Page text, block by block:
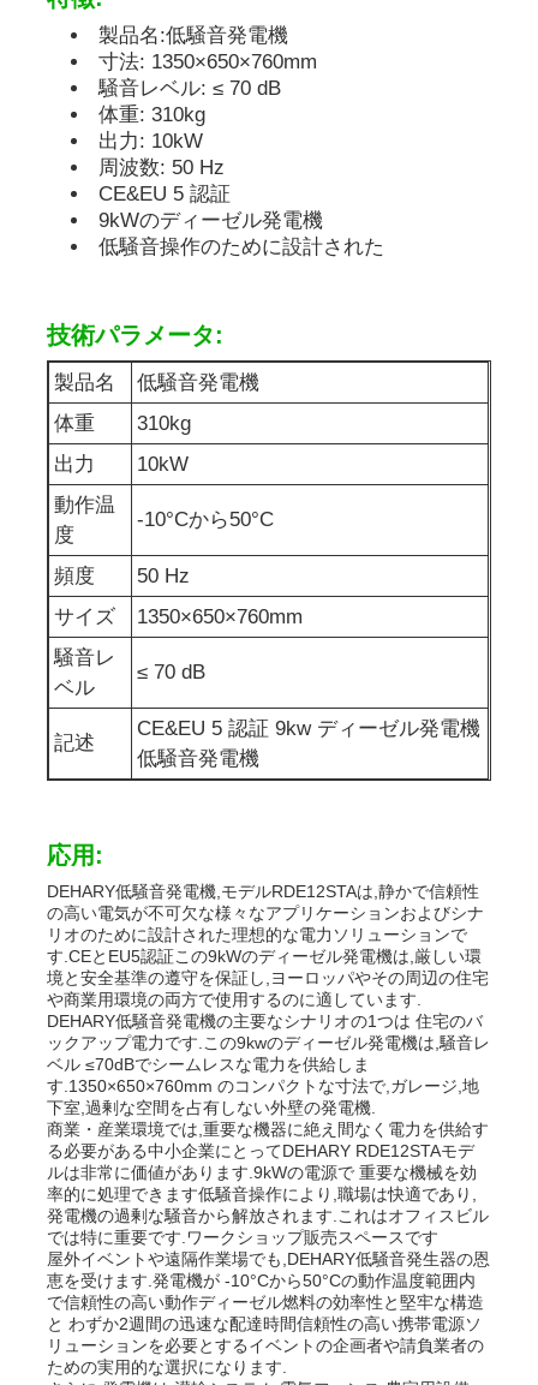
ディーゼル発電機セット
ガソリン発電機セット
インバーター発電機セット
産業用発電機セット
デジタル発電機セット
オープンフレームジェネレーター
防音の発電機セット
家の使用発電機
おおいの発電機セット
発電機の維持
溶接発電機セット
発電機のディーゼル機関
排水水ポンプ
製品名:低騒音発電機
寸法: 1350×650×760mm
騒音レベル: ≤ 70 dB
体重: 310kg
出力: 10kW
周波数: 50 Hz
CE&EU 5 認証
9kWのディーゼル発電機
低騒音操作のために設計された
技術パラメータ:
製品名
低騒音発電機
体重
310kg
出力
10kW
動作温
度
-10°Cから50°C
頻度
50 Hz
サイズ
1350×650×760mm
騒音レ
ベル
≤ 70 dB
記述
CE&EU 5 認証 9kw ディーゼル発電機
低騒音発電機
応用:
DEHARY低騒音発電機,モデルRDE12STAは,静かで信頼性
の高い電気が不可欠な様々なアプリケーションおよびシナ
リオのために設計された理想的な電力ソリューションで
す.CEとEU5認証この9kWのディーゼル発電機は,厳しい環
境と安全基準の遵守を保証し,ヨーロッパやその周辺の住宅
や商業用環境の両方で使用するのに適しています.
DEHARY低騒音発電機の主要なシナリオの1つは 住宅のバ
ックアップ電力です.この9kwのディーゼル発電機は,騒音レ
ベル ≤70dBでシームレスな電力を供給しま
す.1350×650×760mm のコンパクトな寸法で,ガレージ,地
下室,過剰な空間を占有しない外壁の発電機.
商業・産業環境では,重要な機器に絶え間なく電力を供給す
る必要がある中小企業にとってDEHARY RDE12STAモデ
ルは非常に価値があります.9kWの電源で 重要な機械を効
率的に処理できます低騒音操作により,職場は快適であり,
発電機の過剰な騒音から解放されます.これはオフィスビル
では特に重要です.ワークショップ販売スペースです
屋外イベントや遠隔作業場でも,DEHARY低騒音発生器の恩
恵を受けます.発電機が -10°Cから50°Cの動作温度範囲内
で信頼性の高い動作ディーゼル燃料の効率性と堅牢な構造
と わずか2週間の迅速な配達時間信頼性の高い携帯電源ソ
リューションを必要とするイベントの企画者や請負業者の
ための実用的な選択になります.